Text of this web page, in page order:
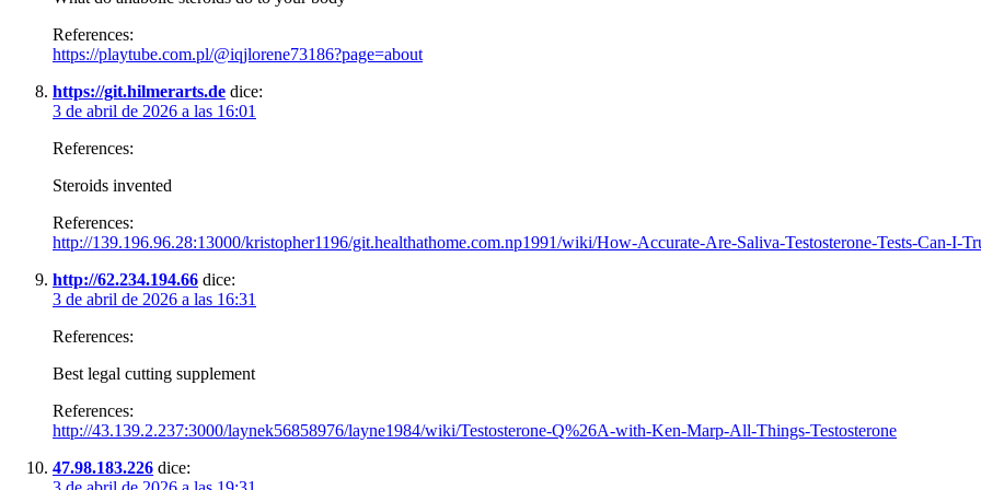
References:
https://playtube.com.pl/@iqjlorene73186?page=about
https://git.hilmerarts.de dice:
3 de abril de 2026 a las 16:01
References:
Steroids invented
References:
http://139.196.96.28:13000/kristopher1196/git.healthathome.com.np1991/wiki/How-Accurate-Are-Saliva-Testosterone-Tests-Can-I-
http://62.234.194.66 dice:
3 de abril de 2026 a las 16:31
References:
Best legal cutting supplement
References:
http://43.139.2.237:3000/laynek56858976/layne1984/wiki/Testosterone-Q%26A-with-Ken-Marp-All-Things-Testosterone
47.98.183.226 dice: